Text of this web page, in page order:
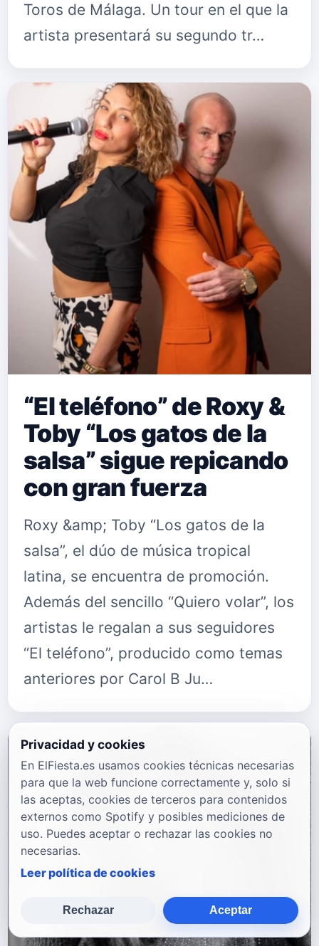
Toros de Málaga. Un tour en el que la
artista presentará su segundo tr…
“El teléfono” de Roxy &
Toby “Los gatos de la
salsa” sigue repicando
con gran fuerza
Roxy &amp; Toby “Los gatos de la
salsa”, el dúo de música tropical
latina, se encuentra de promoción.
Además del sencillo “Quiero volar”, los
artistas le regalan a sus seguidores
“El teléfono”, producido como temas
anteriores por Carol B Ju…
Privacidad y cookies
En ElFiesta.es usamos cookies técnicas necesarias
para que la web funcione correctamente y, solo si
las aceptas, cookies de terceros para contenidos
externos como Spotify y posibles mediciones de
uso. Puedes aceptar o rechazar las cookies no
necesarias.
Leer política de cookies
Rechazar Aceptar